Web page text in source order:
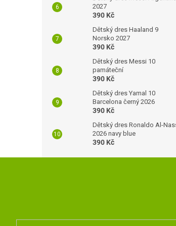
2027
390 Kč
Dětský dres Haaland 9
Norsko 2027
390 Kč
Dětský dres Messi 10
památeční
390 Kč
Dětský dres Yamal 10
Barcelona černý 2026
390 Kč
Dětský dres Ronaldo Al-
2026 navy blue
390 Kč